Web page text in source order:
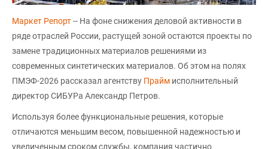
Маркет Репорт-- На фоне снижения деловой активности в
ряде отраслей России, растущей зоной остаются проекты по
замене традиционных материалов решениями из
современных синтетических материалов. Об этом на полях
ПМЭФ-2026 рассказал агентству Прайм исполнительный
директор CИБУРа Александр Петров.
Используя более функциональные решения, которые
отличаются меньшим весом, повышенной надежностью и
увеличенным сроком службы, компания частично